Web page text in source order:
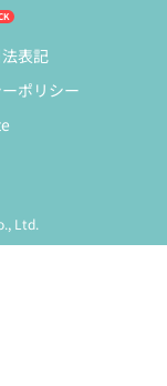
表記
ポリシー
Ltd.